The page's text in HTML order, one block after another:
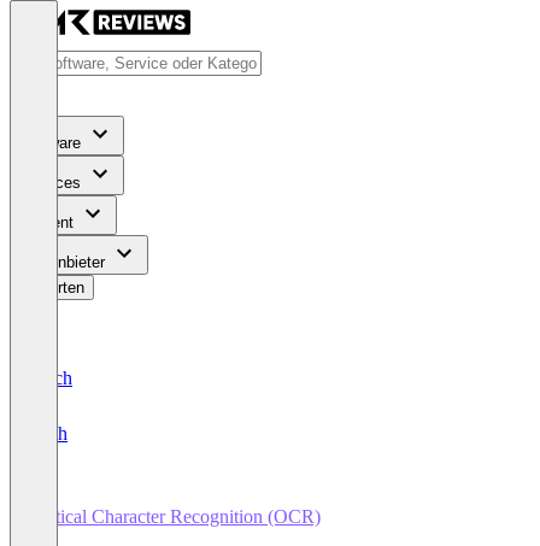
Software
Services
Content
Für Anbieter
Bewerten
Deutsch
English
Optical Character Recognition (OCR)